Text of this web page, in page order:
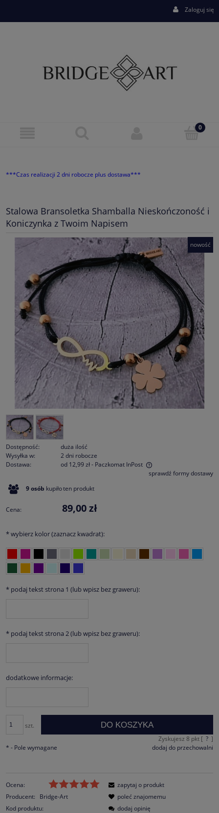
Zaloguj się
***Czas realizacji 2 dni robocze plus dostawa***
Stalowa Bransoletka Shamballa Nieskończoność i
Koniczynka z Twoim Napisem
nowość
Dostępność:
duża ilość
Wysyłka w:
2 dni robocze
Dostawa:
od 12,99 zł- Paczkomat InPost
Cena nie zawiera ewentualnych kosztów płatnościsprawdź formy dostawy
9osób kupiłoten produkt
Cena: 89,00 zł
*wybierz kolor (zaznacz kwadrat):
* podaj tekst strona 1 (lub wpisz bez graweru):
* podaj tekst strona 2 (lub wpisz bez graweru):
dodatkowe informacje:
szt. DO KOSZYKA
Zyskujesz 8 pkt [ ? ]
dodaj do przechowalni
* - Pole wymagane
Ocena:
Producent:
Bridge-Art
Kod produktu:
zapytaj o produkt
poleć znajomemu
dodaj opinię